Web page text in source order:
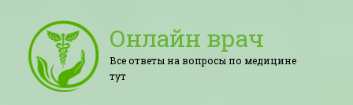
Онлайн врач
Все ответы на вопросы по медицине
тут